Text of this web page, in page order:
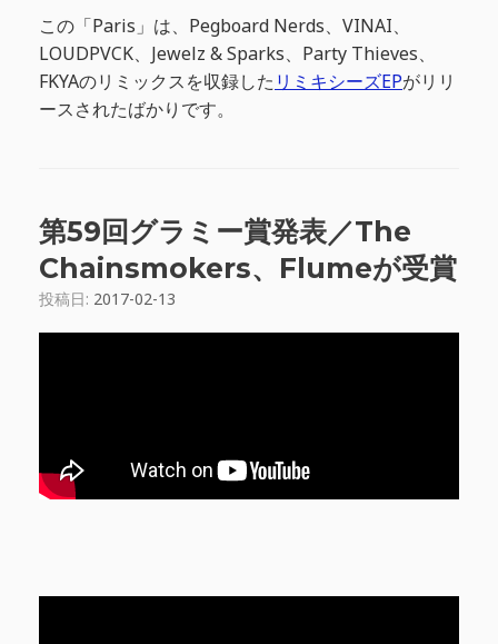
この「Paris」は、Pegboard Nerds、VINAI、
LOUDPVCK、Jewelz & Sparks、Party Thieves、
FKYAのリミックスを収録した リミキシーズEPがリリ
ースされたばかりです。
第59回グラミー賞発表／The
Chainsmokers、Flumeが受賞
投稿日: 2017-02-13